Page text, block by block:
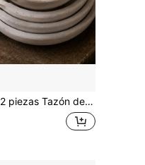
y cuarzo para fundir metal, fundición cerámica refinación de joyería oro plata latón aleación